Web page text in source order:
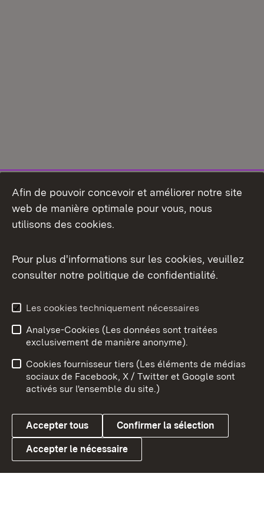
Aperçu des thèmes
Link zum Landesportal
Conseils d'utilisation
Confidentialité
Cookies
Afin de pouvoir concevoir et améliorer notre site
web de manière optimale pour vous, nous
utilisons des cookies.
Pour plus d'informations sur les cookies, veuillez
consulter notre politique de confidentialité.
Les cookies techniquement nécessaires
Analyse-Cookies (Les données sont traitées
exclusivement de manière anonyme).
Cookies fournisseur tiers (Les éléments de médias
sociaux de Facebook, X / Twitter et Google sont
activés sur l'ensemble du site.)
Accepter tous Confirmer la sélection
Accepter le nécessaire